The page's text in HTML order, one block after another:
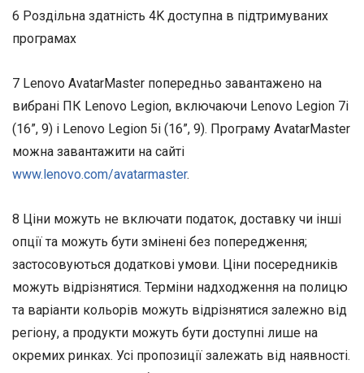
6 Роздільна здатність 4K доступна в підтримуваних
програмах
7 Lenovo AvatarMaster попередньо завантажено на
вибрані ПК Lenovo Legion, включаючи Lenovo Legion 7i
(16”, 9) і Lenovo Legion 5i (16”, 9). Програму AvatarMaster
можна завантажити на сайті
www.lenovo.com/avatarmaster.
8 Ціни можуть не включати податок, доставку чи інші
опції та можуть бути змінені без попередження;
застосовуються додаткові умови. Ціни посередників
можуть відрізнятися. Терміни надходження на полицю
та варіанти кольорів можуть відрізнятися залежно від
регіону, а продукти можуть бути доступні лише на
окремих ринках. Усі пропозиції залежать від наявності.